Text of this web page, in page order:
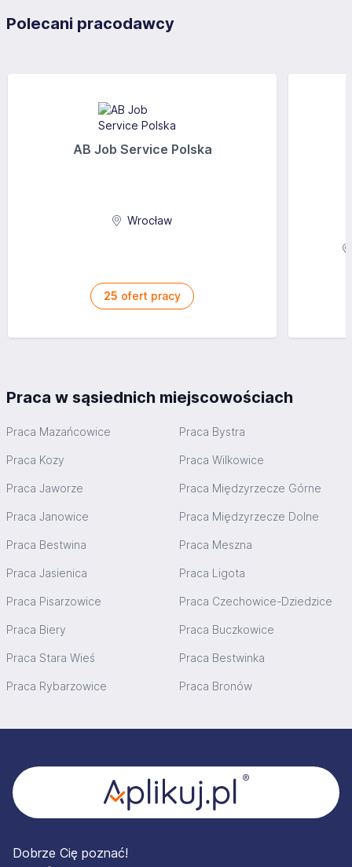
Polecani pracodawcy
AB Job Service Polska
Wrocław
25 ofert pracy
Praca w sąsiednich miejscowościach
Praca Mazańcowice Praca Bystra
Praca Kozy Praca Wilkowice
Praca Jaworze Praca Międzyrzecze Górne
Praca Janowice Praca Międzyrzecze Dolne
Praca Bestwina Praca Meszna
Praca Jasienica Praca Ligota
Praca Pisarzowice Praca Czechowice-Dziedzice
Praca Biery Praca Buczkowice
Praca Stara Wieś Praca Bestwinka
Praca Rybarzowice Praca Bronów
Dobrze Cię poznać!